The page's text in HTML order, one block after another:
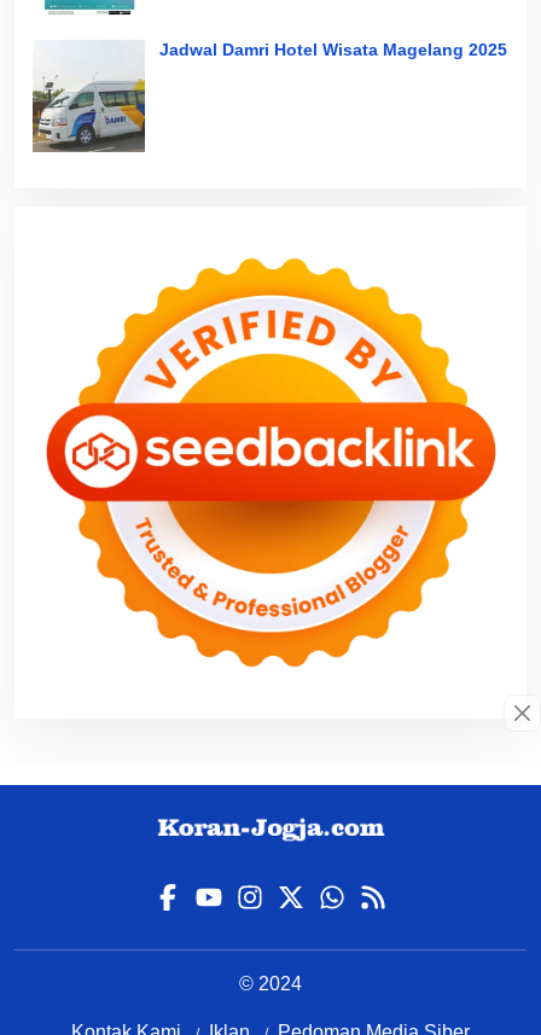
Jadwal Damri Hotel Wisata Magelang 2025
© 2024